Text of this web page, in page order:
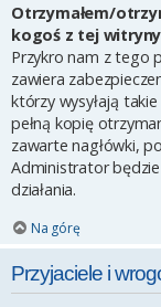
Otrzymałem/
kogoś z tej
Przykro nam z tego
zawiera
którzy wysyłają
pełną kopię
zawarte nagłówki,
Administrator
działania.
Na górę
Przyjaciele i